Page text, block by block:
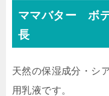
ママバター ボ
長
天然の保湿成分・シ
用乳液です。